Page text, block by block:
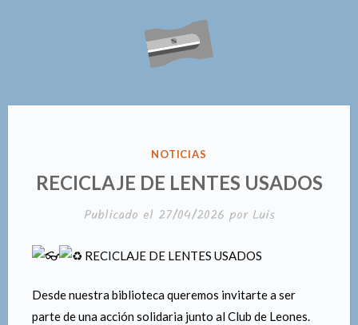
PUBLICADO
NOTICIAS
RECICLAJE DE LENTES USADOS
Publicado el 27/04/2026 por Luis
RECICLAJE DE LENTES USADOS
Desde nuestra biblioteca queremos invitarte a ser
parte de una acción solidaria junto al Club de Leones.